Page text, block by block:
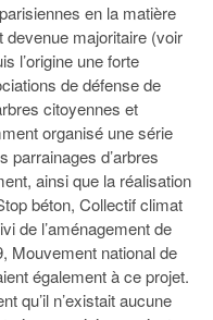
en la matière
devenue majoritaire (voir
l’origine une forte
de défense de
citoyennes et
organisé une série
parrainages d’arbres
ainsi que la réalisation
béton, Collectif climat
de l’aménagement de
Mouvement national de
également à ce projet.
qu’il n’existait aucune